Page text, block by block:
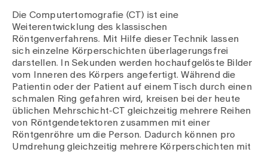
Aktuelles
Jobs & Karriere
Kontakt
Babygalerie
Blog
Medien
Publikationen
Die Computertomografie (CT) ist eine
Weiterentwicklung des klassischen
Röntgenverfahrens. Mit Hilfe dieser Technik lassen
sich einzelne Körperschichten überlagerungsfrei
darstellen. In Sekunden werden hochaufgelöste Bilder
vom Inneren des Körpers angefertigt. Während die
Patientin oder der Patient auf einem Tisch durch einen
schmalen Ring gefahren wird, kreisen bei der heute
üblichen Mehrschicht-CT gleichzeitig mehrere Reihen
von Röntgendetektoren zusammen mit einer
Röntgenröhre um die Person. Dadurch können pro
Umdrehung gleichzeitig mehrere Körperschichten mit